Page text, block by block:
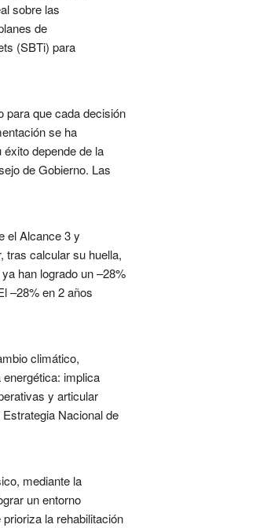
sobre las
de
(SBTi) para
para que cada decisión
se ha
depende de la
de Gobierno. Las
el Alcance 3 y
tras calcular su huella,
han logrado un –28%
–28% en 2 años
climático,
implica
y articular
Nacional de
mediante la
un entorno
la rehabilitación